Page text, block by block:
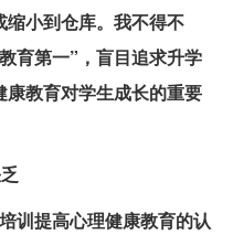
缩小到仓库。我不得不
育第一”，盲目追求升学
教育对学生成长的重要
训提高心理健康教育的认